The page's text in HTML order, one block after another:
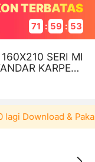
TERBATAS
71 : 59 : 53
SERI MI
KARPET
PERMADANI
Download & Pakai